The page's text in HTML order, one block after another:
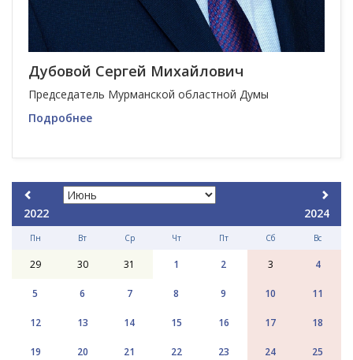
Дубовой Сергей Михайлович
Председатель Мурманской областной Думы
Подробнее
2022 2024
Пн Вт Ср Чт Пт Сб Вс
29 30 31 1 2 3 4
5 6 7 8 9 10 11
12 13 14 15 16 17 18
19 20 21 22 23 24 25